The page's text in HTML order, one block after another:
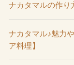
ナカタマルの作り
ナカタマル♪魅力
ア料理】